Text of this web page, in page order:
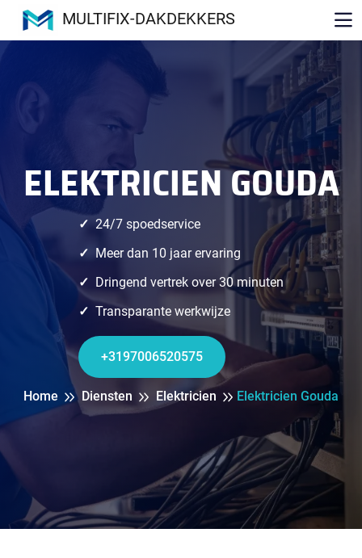
MULTIFIX-DAKDEKKERS
ELEKTRICIEN GOUDA
24/7 spoedservice
Meer dan 10 jaar ervaring
Dringend vertrek over 30 minuten
Transparante werkwijze
+3197006520575
Home Diensten Elektricien Elektricien Gouda